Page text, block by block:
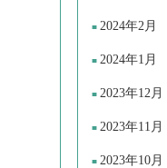
2024年2月
2024年1月
2023年12月
2023年11月
2023年10月